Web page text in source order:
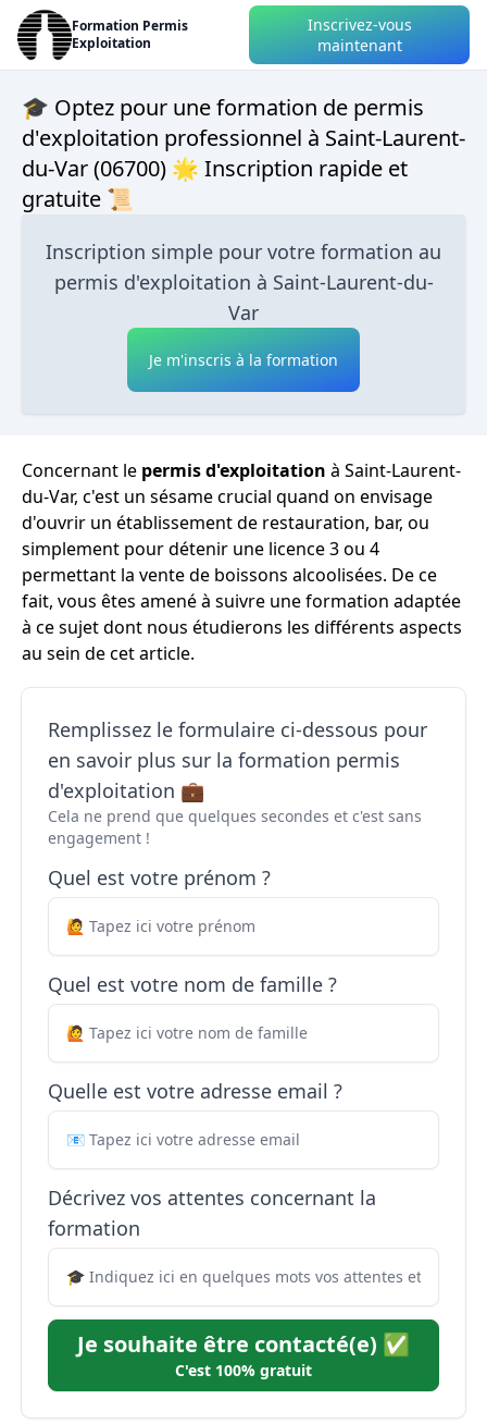
Formation Permis
Exploitation
Inscrivez-vous
maintenant
🎓 Optez pour une formation de permis
d'exploitation professionnel à Saint-Laurent-
du-Var (06700) 🌟 Inscription rapide et
gratuite 📜
Inscription simple pour votre formation au
permis d'exploitation à Saint-Laurent-du-
Var
Je m'inscris à la formation
Concernant le permis d'exploitation à Saint-Laurent-
du-Var, c'est un sésame crucial quand on envisage
d'ouvrir un établissement de restauration, bar, ou
simplement pour détenir une licence 3 ou 4
permettant la vente de boissons alcoolisées. De ce
fait, vous êtes amené à suivre une formation adaptée
à ce sujet dont nous étudierons les différents aspects
au sein de cet article.
Remplissez le formulaire ci-dessous pour
en savoir plus sur la formation permis
d'exploitation 💼
Cela ne prend que quelques secondes et c'est sans
engagement !
Quel est votre prénom ?
Quel est votre nom de famille ?
Quelle est votre adresse email ?
Décrivez vos attentes concernant la
formation
Je souhaite être contacté(e) ✅
C'est 100% gratuit